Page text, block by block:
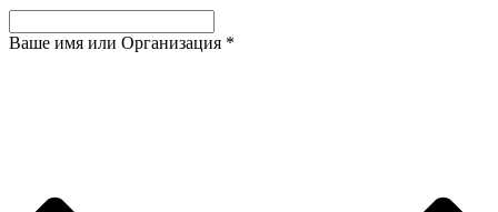
Ваше имя или Организация *